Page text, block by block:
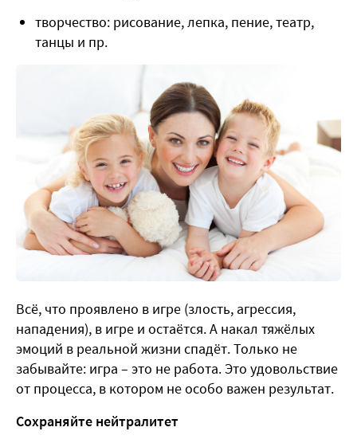
творчество: рисование, лепка, пение, театр,
танцы и пр.
Всё, что проявлено в игре (злость, агрессия,
нападения), в игре и остаётся. А накал тяжёлых
эмоций в реальной жизни спадёт. Только не
забывайте: игра – это не работа. Это удовольствие
от процесса, в котором не особо важен результат.
Сохраняйте нейтралитет